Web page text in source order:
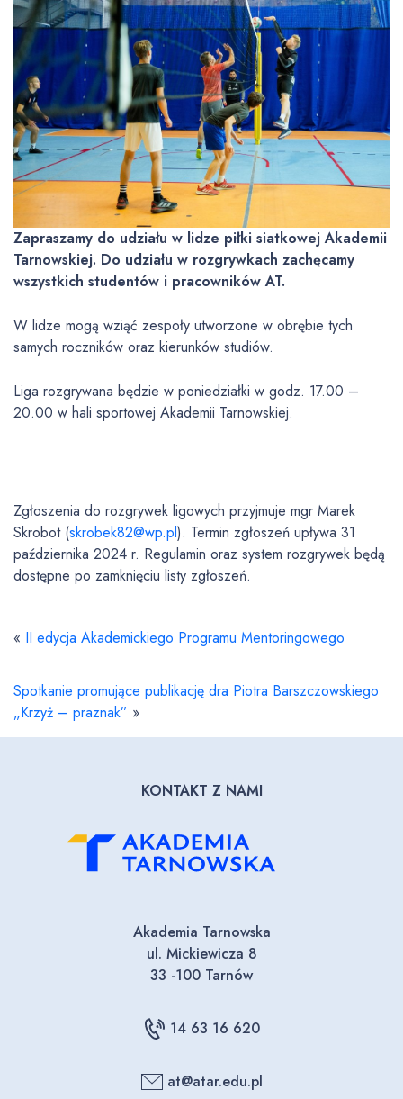
Zapraszamy do udziału w lidze piłki siatkowej Akademii
Tarnowskiej. Do udziału w rozgrywkach zachęcamy
wszystkich studentów i pracowników AT.
W lidze mogą wziąć zespoły utworzone w obrębie tych
samych roczników oraz kierunków studiów.
Liga rozgrywana będzie w poniedziałki w godz. 17.00 –
20.00 w hali sportowej Akademii Tarnowskiej.
Zgłoszenia do rozgrywek ligowych przyjmuje mgr Marek
Skrobot (skrobek82@wp.pl). Termin zgłoszeń upływa 31
października 2024 r. Regulamin oraz system rozgrywek będą
dostępne po zamknięciu listy zgłoszeń.
« II edycja Akademickiego Programu Mentoringowego
Spotkanie promujące publikację dra Piotra Barszczowskiego
„Krzyż – praznak” »
KONTAKT Z NAMI
Akademia Tarnowska
ul. Mickiewicza 8
33 -100 Tarnów
14 63 16 620
at@atar.edu.pl